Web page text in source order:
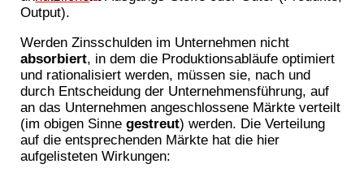
Output).
Werden Zinsschulden im Unternehmen nicht
absorbiert, in dem die Produktionsabläufe optimiert
und rationalisiert werden, müssen sie, nach und
durch Entscheidung der Unternehmensführung, auf
an das Unternehmen angeschlossene Märkte verteilt
(im obigen Sinnegestreut) werden. Die Verteilung
auf die entsprechenden Märkte hat die hier
aufgelisteten Wirkungen: